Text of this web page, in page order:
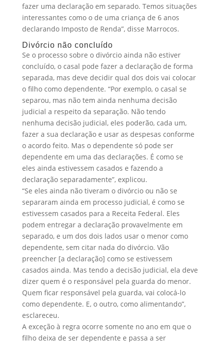
fazer uma declaração em separado. Temos situações
interessantes como o de uma criança de 6 anos
declarando Imposto de Renda”, disse Marrocos.
Divórcio não concluído
Se o processo sobre o divórcio ainda não estiver
concluído, o casal pode fazer a declaração de forma
separada, mas deve decidir qual dos dois vai colocar
o filho como dependente. “Por exemplo, o casal se
separou, mas não tem ainda nenhuma decisão
judicial a respeito da separação. Não tendo
nenhuma decisão judicial, eles poderão, cada um,
fazer a sua declaração e usar as despesas conforme
o acordo feito. Mas o dependente só pode ser
dependente em uma das declarações. É como se
eles ainda estivessem casados e fazendo a
declaração separadamente”, explicou.
“Se eles ainda não tiveram o divórcio ou não se
separaram ainda em processo judicial, é como se
estivessem casados para a Receita Federal. Eles
podem entregar a declaração provavelmente em
separado, e um dos dois lados usar o menor como
dependente, sem citar nada do divórcio. Vão
preencher [a declaração] como se estivessem
casados ainda. Mas tendo a decisão judicial, ela deve
dizer quem é o responsável pela guarda do menor.
Quem ficar responsável pela guarda, vai colocá-lo
como dependente. E, o outro, como alimentando”,
esclareceu.
A exceção à regra ocorre somente no ano em que o
filho deixa de ser dependente e passa a ser